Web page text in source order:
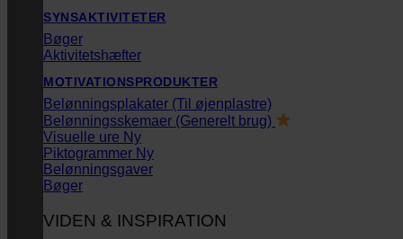
SYNSAKTIVITETER
Bøger
Aktivitetshæfter
MOTIVATIONSPRODUKTER
Belønningsplakater (Til øjenplastre)
Belønningsskemaer (Generelt brug)
Visuelle ure
Piktogrammer
Belønningsgaver
Bøger
VIDEN & INSPIRATION